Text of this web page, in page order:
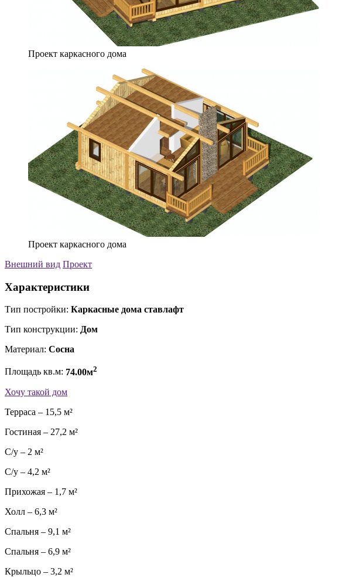
Проект каркасного дома
Проект каркасного дома
Внешний вид Проект
Характеристики
Тип постройки: Каркасные дома ставлафт
Тип конструкции: Дом
Материал: Сосна
Площадь кв.м: 74.00м2
Хочу такой дом
Терраса – 15,5 м²
Гостиная – 27,2 м²
С/у – 2 м²
С/у – 4,2 м²
Прихожая – 1,7 м²
Холл – 6,3 м²
Спальня – 9,1 м²
Спальня – 6,9 м²
Крыльцо – 3,2 м²